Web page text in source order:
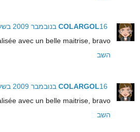
COLARGOL16 בנובמבר 2009 בשעה 14:44
avec un belle maitrise, bravo
השב
COLARGOL16 בנובמבר 2009 בשעה 14:44
avec un belle maitrise, bravo
השב